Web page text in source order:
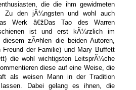
die die ihm gewidmeten
Zu den jÃ¼ngsten und wohl auch
Werk â€žDas Tao des Warren
ist und erst kÃ¼rzlich im
zÃ¤hlen die beiden Autoren,
Freund der Familie) und Mary Buffett
die wohl wichtigsten LeitsprÃ¼che
diese auf eine Weise, die
als weisen Mann in der Tradition
lassen. Dabei gelang es ihnen, die